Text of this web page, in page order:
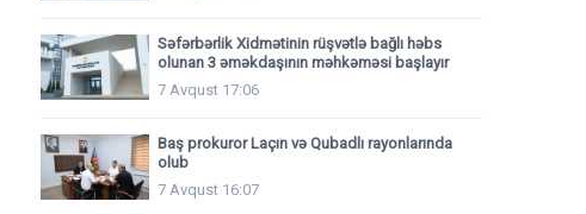
Səfərbərlik Xidmətinin rüşvətlə bağlı həbs
olunan 3 əməkdaşının məhkəməsi başlayır
7 Avqust 17:06
Baş prokuror Laçın və Qubadlı rayonlarında
olub
7 Avqust 16:07